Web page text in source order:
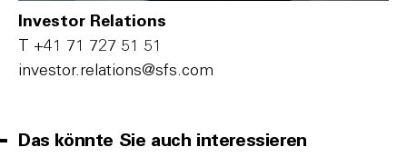
Investor Relations
+41 71 727 51 51
i‌n‌v‌e‌s‌t‌o‌r‌.r‌e‌l‌a‌t‌i‌o‌n‌s‌@s‌f‌s‌.c‌o‌m‌
Das könnte Sie auch interessieren